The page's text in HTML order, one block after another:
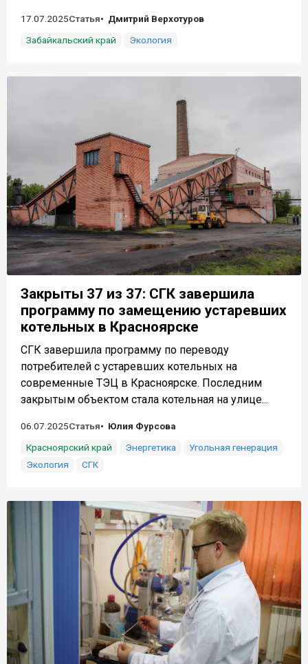
17.07.2025Статья
Дмитрий Верхотуров
Забайкальский край
Экология
Закрыты 37 из 37: СГК завершила
программу по замещению устаревших
котельных в Красноярске
СГК завершила программу по переводу
потребителей с устаревших котельных на
современные ТЭЦ в Красноярске. Последним
закрытым объектом стала котельная на улице...
06.07.2025Статья
Юлия Фурсова
Красноярский край
Энергетика
Угольная генерация
Экология
СГК